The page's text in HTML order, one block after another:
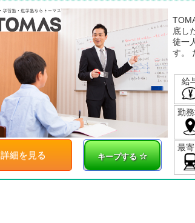
この条件で塾を
キープする
詳細を見る
底し
徒一
す。
給
勤
最寄